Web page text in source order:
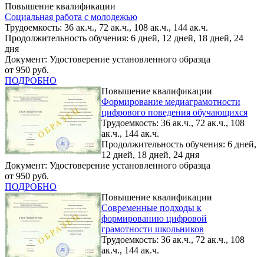
Повышение квалификации
Социальная работа с молодежью
Трудоемкость: 36 ак.ч., 72 ак.ч., 108 ак.ч., 144 ак.ч.
Продолжительность обучения: 6 дней, 12 дней, 18 дней, 24
дня
Документ: Удостоверение установленного образца
от 950 руб.
ПОДРОБНО
Повышение квалификации
Формирование медиаграмотности
цифрового поведения обучающихся
Трудоемкость: 36 ак.ч., 72 ак.ч., 108
ак.ч., 144 ак.ч.
Продолжительность обучения: 6 дней,
12 дней, 18 дней, 24 дня
Документ: Удостоверение установленного образца
от 950 руб.
ПОДРОБНО
Повышение квалификации
Современные подходы к
формированию цифровой
грамотности школьников
Трудоемкость: 36 ак.ч., 72 ак.ч., 108
ак.ч., 144 ак.ч.